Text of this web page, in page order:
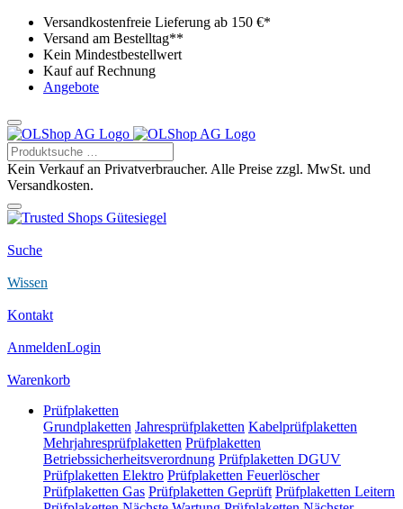
Versandkostenfreie Lieferung ab 150 €*
Versand am Bestelltag**
Kein Mindestbestellwert
Kauf auf Rechnung
Angebote
Kein Verkauf an Privatverbraucher. Alle Preise zzgl. MwSt. und
Versandkosten.
Suche
Wissen
Kontakt
AnmeldenLogin
Warenkorb
Prüfplaketten
Grundplaketten Jahresprüfplaketten Kabelprüfplaketten
Mehrjahresprüfplaketten Prüfplaketten
Betriebssicherheitsverordnung Prüfplaketten DGUV
Prüfplaketten Elektro Prüfplaketten Feuerlöscher
Prüfplaketten Gas Prüfplaketten Geprüft Prüfplaketten Leitern